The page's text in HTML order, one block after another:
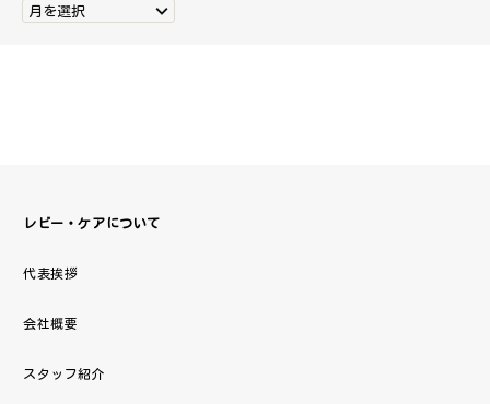
月を選択
レビー・ケアについて
代表挨拶
会社概要
スタッフ紹介